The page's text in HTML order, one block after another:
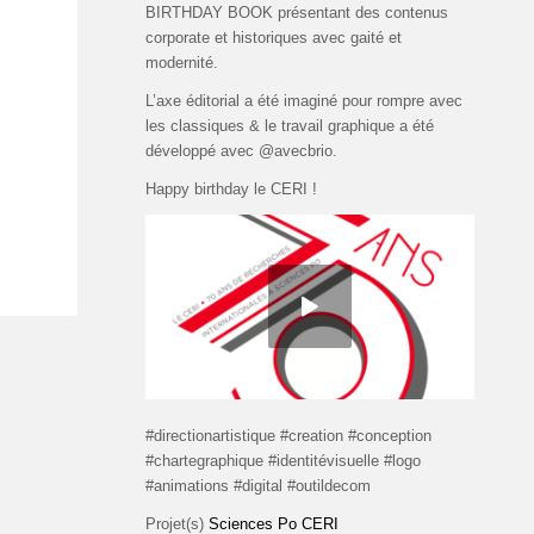
BIRTHDAY BOOK présentant des contenus
corporate et historiques avec gaité et
modernité.
L’axe éditorial a été imaginé pour rompre avec
les classiques & le travail graphique a été
développé avec @avecbrio.
Happy birthday le CERI !
#directionartistique #creation #conception
#chartegraphique #identitévisuelle #logo
#animations #digital #outildecom
Projet(s) Sciences Po CERI